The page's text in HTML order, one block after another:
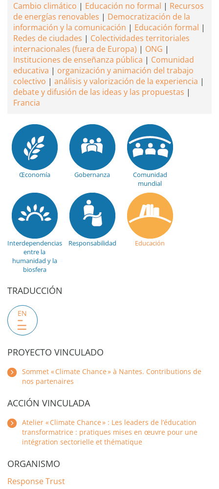
Cambio climático Educación no formal
Recursos
de energías renovables
Democratización de la
información y la comunicación
Educación formal
Redes de ciudades
Colectividades territoriales
internacionales (fuera de Europa)
ONG
Instituciones de enseñanza pública
Comunidad
educativa
organización y animación del trabajo
colectivo
análisis y valorización de la experiencia
debate y difusión de las ideas y las propuestas
Francia
Œconomía Gobernanza
Comunidad
mundial
Interdependencias
entre la
humanidad y la
biosfera
Responsabilidad Educación
TRADUCCIÓN
EN
PROYECTO VINCULADO
Sommet « Climate Chance » à Nantes. Contributions de
nos partenaires
ACCIÓN VINCULADA
Atelier « Climate Chance » : Les leaders de l’éducation
transformatrice : pratiques mises en œuvre pour une
intégration sectorielle et thématique
ORGANISMO
Response Trust